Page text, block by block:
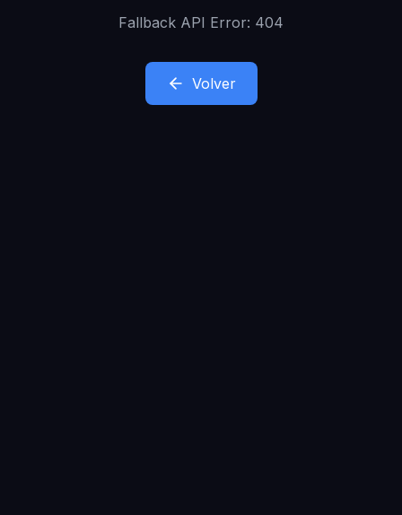
Fallback API Error: 404
Volver